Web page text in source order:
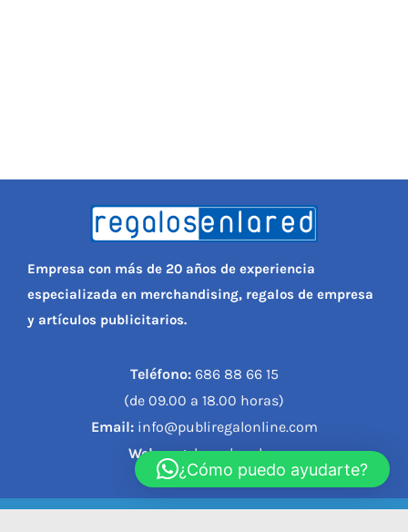
Empresa con más de 20 años de experiencia
especializada en merchandising, regalos de empresa
y artículos publicitarios.
Teléfono:686 88 66 15
(de 09.00 a 18.00 horas)
Email:info@publiregalonline.com
Web:regalosenlared.es
¿Cómo puedo ayudarte?